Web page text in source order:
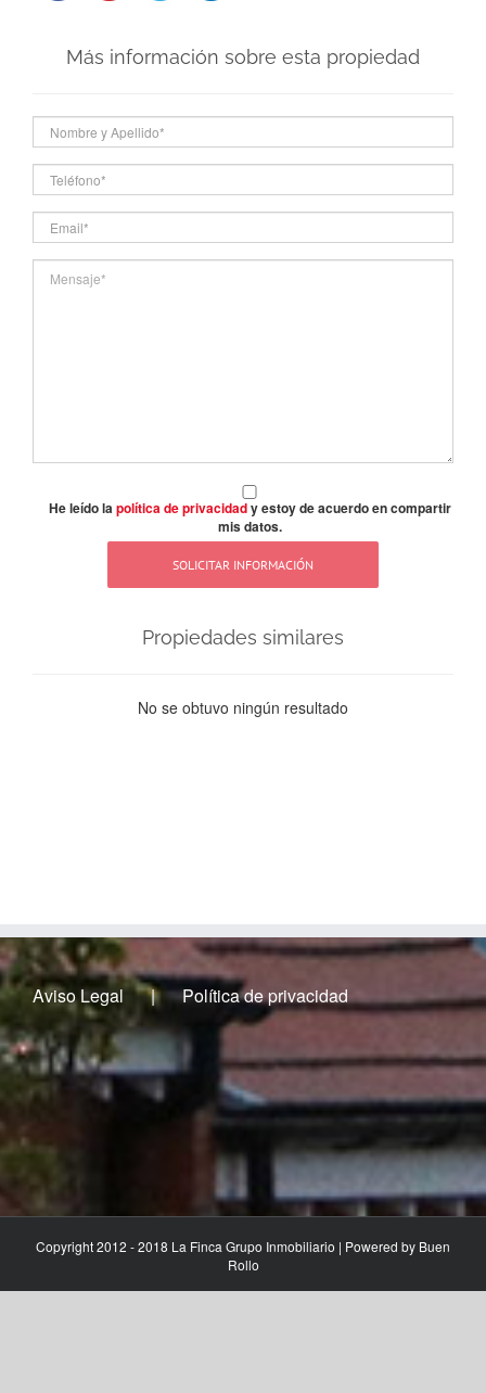
Más información sobre esta propiedad
He leído lapolítica de privacidady estoy de acuerdo en compartir
mis datos.
Propiedades similares
No se obtuvo ningún resultado
Aviso Legal Política de privacidad
Copyright 2012 - 2018 La Finca Grupo Inmobiliario | Powered by Buen
Rollo